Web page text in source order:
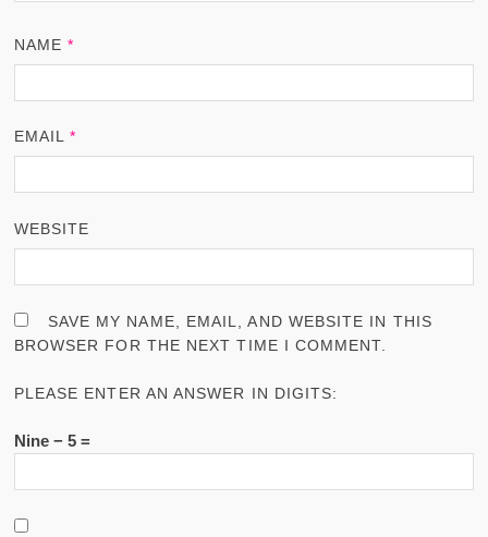
NAME*
EMAIL*
WEBSITE
SAVE MY NAME, EMAIL, AND WEBSITE IN THIS
BROWSER FOR THE NEXT TIME I COMMENT.
PLEASE ENTER AN ANSWER IN DIGITS:
Nine − 5 =